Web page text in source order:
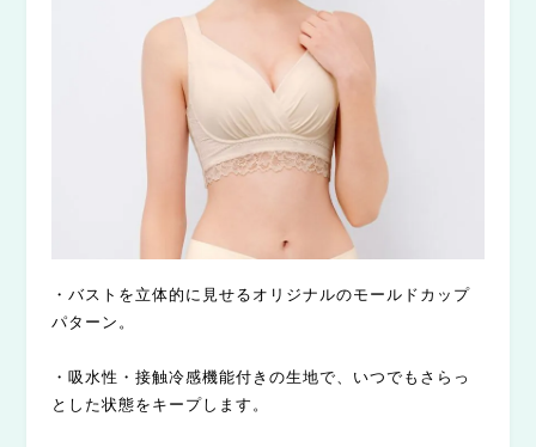
・バストを立体的に見せるオリジナルのモールドカップ
パターン。
・吸水性・接触冷感機能付きの生地で、いつでもさらっ
とした状態をキープします。